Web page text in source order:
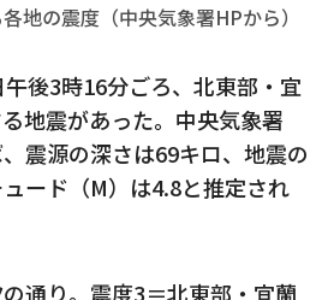
地の震度（中央気象署HPから）
午後3時16分ごろ、北東部・宜
地震があった。中央気象署
、震源の深さは69キロ、地震の
ード（M）は4.8と推定され
通り。震度3＝北東部・宜蘭